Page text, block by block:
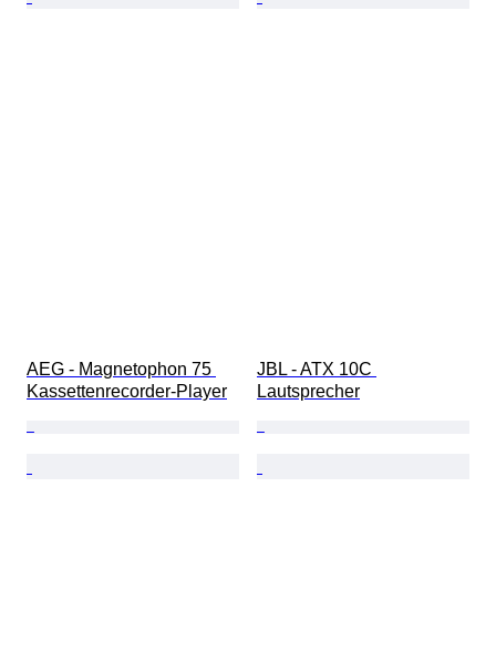
AEG - Magnetophon 75
Kassettenrecorder-Player
JBL - ATX 10C
Lautsprecher